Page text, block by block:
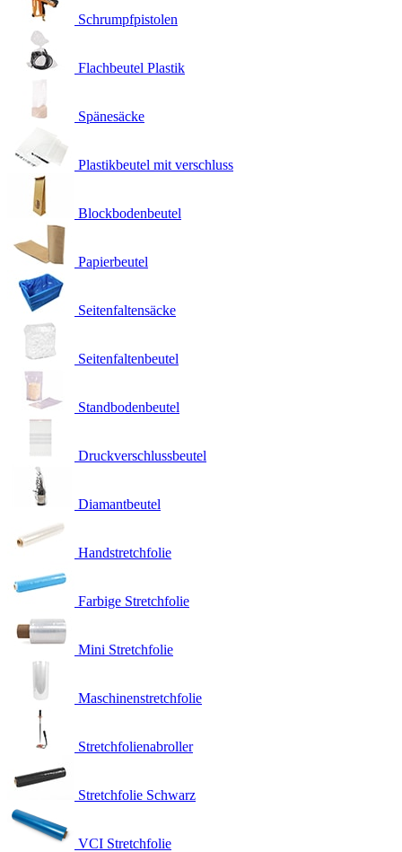
Schrumpfpistolen
Flachbeutel Plastik
Spänesäcke
Plastikbeutel mit verschluss
Blockbodenbeutel
Papierbeutel
Seitenfaltensäcke
Seitenfaltenbeutel
Standbodenbeutel
Druckverschlussbeutel
Diamantbeutel
Handstretchfolie
Farbige Stretchfolie
Mini Stretchfolie
Maschinenstretchfolie
Stretchfolienabroller
Stretchfolie Schwarz
VCI Stretchfolie